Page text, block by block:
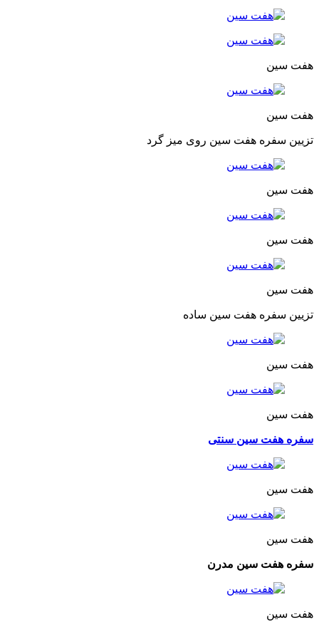
هفت سین
هفت سین
تزیین سفره هفت سین روی میز گرد
هفت سین
هفت سین
هفت سین
تزیین سفره هفت سین ساده
هفت سین
هفت سین
سفره هفت سین سنتی
هفت سین
هفت سین
سفره هفت سین مدرن
هفت سین